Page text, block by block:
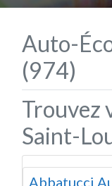
Auto-
(974)
Trouvez
Saint-
Abbatucci